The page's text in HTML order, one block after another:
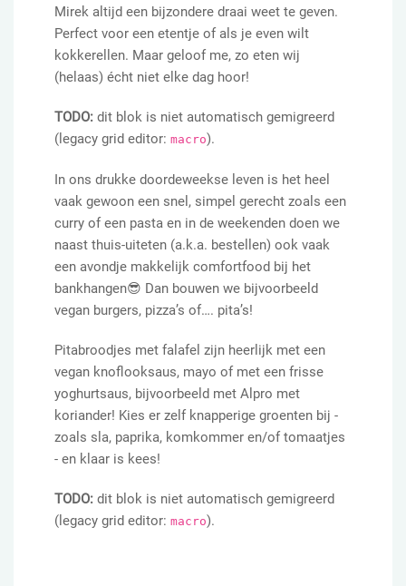
Mirek altijd een bijzondere draai weet te geven.
Perfect voor een etentje of als je even wilt
kokkerellen. Maar geloof me, zo eten wij
(helaas) écht niet elke dag hoor!
TODO: dit blok is niet automatisch gemigreerd
(legacy grid editor: macro).
In ons drukke doordeweekse leven is het heel
vaak gewoon een snel, simpel gerecht zoals een
curry of een pasta en in de weekenden doen we
naast thuis-uiteten (a.k.a. bestellen) ook vaak
een avondje makkelijk comfortfood bij het
bankhangen😎 Dan bouwen we bijvoorbeeld
vegan burgers, pizza’s of…. pita’s!
Pitabroodjes met falafel zijn heerlijk met een
vegan knoflooksaus, mayo of met een frisse
yoghurtsaus, bijvoorbeeld met Alpro met
koriander! Kies er zelf knapperige groenten bij -
zoals sla, paprika, komkommer en/of tomaatjes
- en klaar is kees!
TODO: dit blok is niet automatisch gemigreerd
(legacy grid editor: macro).